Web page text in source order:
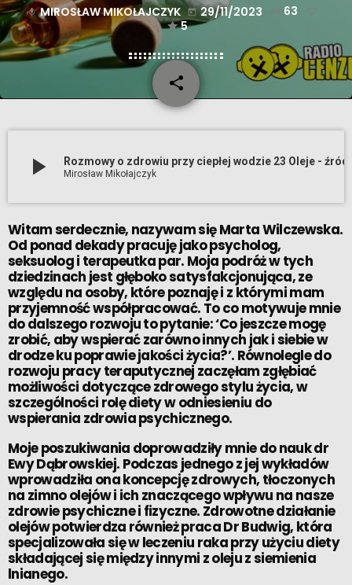
mic MIROSŁAW MIKOŁAJCZYK today 29/11/2023
63
5
share
email
play_arrow Mirosław Mikołajczyk
Witam serdecznie, nazywam się Marta Wilczewska.
Od ponad dekady pracuję jako psycholog,
seksuolog i terapeutka par. Moja podróż w tych
dziedzinach jest głęboko satysfakcjonująca, ze
względu na osoby, które poznaję i z którymi mam
przyjemność współpracować. To co motywuje mnie
do dalszego rozwoju to pytanie: ‘Co jeszcze mogę
zrobić, aby wspierać zarówno innych jak i siebie w
drodze ku poprawie jakości życia?’. Równolegle do
rozwoju pracy teraputycznej zaczęłam zgłębiać
możliwości dotyczące zdrowego stylu życia, w
szczególności rolę diety w odniesieniu do
wspierania zdrowia psychicznego.
Moje poszukiwania doprowadziły mnie do nauk dr
Ewy Dąbrowskiej. Podczas jednego z jej wykładów
wprowadziła ona koncepcję zdrowych, tłoczonych
na zimno olejów i ich znaczącego wpływu na nasze
zdrowie psychiczne i fizyczne. Zdrowotne działanie
olejów potwierdza również praca Dr Budwig, która
specjalizowała się w leczeniu raka przy użyciu diety
składającej się między innymi z oleju z siemienia
lnianego.